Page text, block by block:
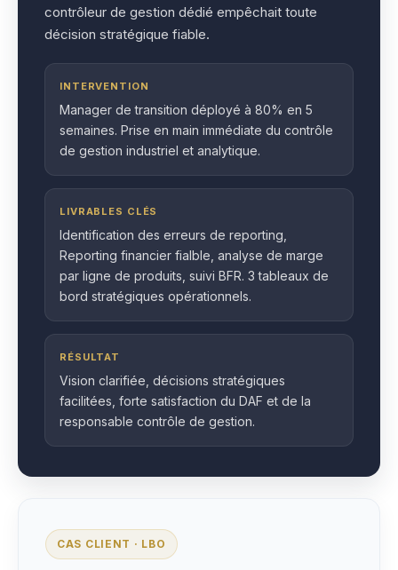
contrôleur de gestion dédié empêchait toute
décision stratégique fiable.
INTERVENTION
Manager de transition déployé à 80% en 5
semaines. Prise en main immédiate du contrôle
de gestion industriel et analytique.
LIVRABLES CLÉS
Identification des erreurs de reporting,
Reporting financier fialble, analyse de marge
par ligne de produits, suivi BFR. 3 tableaux de
bord stratégiques opérationnels.
RÉSULTAT
Vision clarifiée, décisions stratégiques
facilitées, forte satisfaction du DAF et de la
responsable contrôle de gestion.
CAS CLIENT · LBO